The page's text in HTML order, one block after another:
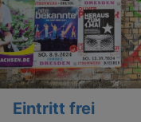
Eintritt frei
bm_sz
axd
axd